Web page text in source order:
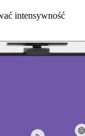
intensywność